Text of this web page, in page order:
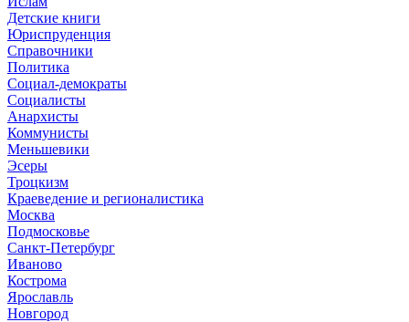
Детские книги
Юриспруденция
Справочники
Политика
Социал-демократы
Социалисты
Анархисты
Коммунисты
Меньшевики
Эсеры
Троцкизм
Краеведение и регионалистика
Москва
Подмосковье
Санкт-Петербург
Иваново
Кострома
Ярославль
Новгород